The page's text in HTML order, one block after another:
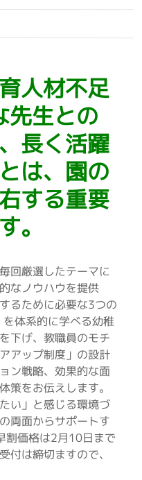
人材不足
先生との
長く活躍
は、園の
する重要
。
回厳選したテーマに
なノウハウを提供
るために必要な3つの
体系的に学べる幼稚
下げ、教職員のモチ
アップ制度」の設計
ン戦略、効果的な面
策をお伝えします。
い」と感じる環境づ
両面からサポートす
割価格は2月10日まで
付は締切ますので、